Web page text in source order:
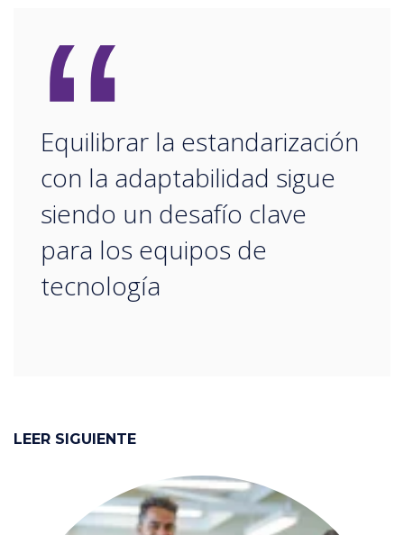
LEER SIGUIENTE
“
Equilibrar la estandarización
con la adaptabilidad sigue
siendo un desafío clave
para los equipos de
tecnología